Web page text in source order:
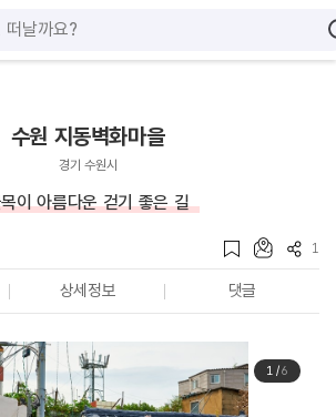
수원 지동벽화마을
경기 수원시
이 아름다운 걷기 좋은 길
1
상세정보 댓글
1/6